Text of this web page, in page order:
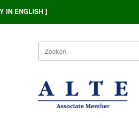
IN ENGLISH ]
Zoeken
naar: